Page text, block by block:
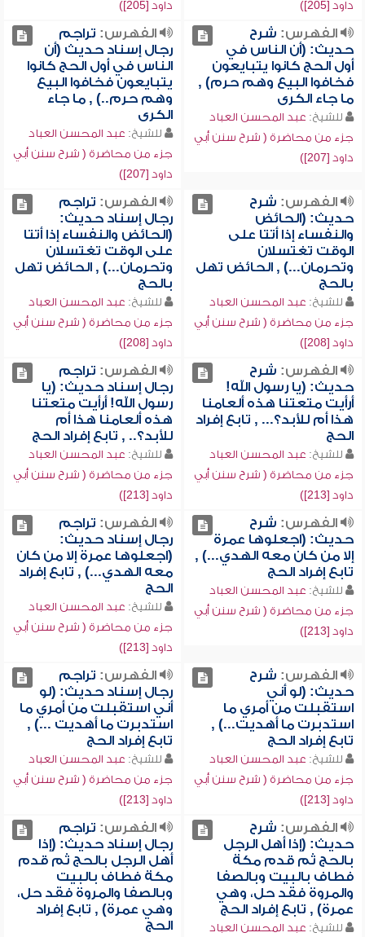
داود [205]) داود [205])
الفهرس: شرح
حديث: (أن الناس في
أول الحج كانوا يتبايعون
فخافوا البيع وهم حرم) ,
ما جاء الكرى
للشيخ: عبد المحسن العباد
جزء من محاضرة ( شرح سنن أبي
داود [207])
الفهرس: تراجم
رجال إسناد حديث (أن
الناس في أول الحج كانوا
يتبايعون فخافوا البيع
وهم حرم..) , ما جاء
الكرى
للشيخ: عبد المحسن العباد
جزء من محاضرة ( شرح سنن أبي
داود [207])
الفهرس: شرح
حديث: (الحائض
والنفساء إذا أتتا على
الوقت تغتسلان
وتحرمان...) , الحائض تهل
بالحج
للشيخ: عبد المحسن العباد
جزء من محاضرة ( شرح سنن أبي
داود [208])
الفهرس: تراجم
رجال إسناد حديث:
(الحائض والنفساء إذا أتتا
على الوقت تغتسلان
وتحرمان...) , الحائض تهل
بالحج
للشيخ: عبد المحسن العباد
جزء من محاضرة ( شرح سنن أبي
داود [208])
الفهرس: شرح
حديث: (يا رسول الله!
أرأيت متعتنا هذه ألعامنا
هذا أم للأبد؟... , تابع إفراد
الحج
للشيخ: عبد المحسن العباد
جزء من محاضرة ( شرح سنن أبي
داود [213])
الفهرس: تراجم
رجال إسناد حديث: (يا
رسول الله! أرأيت متعتنا
هذه ألعامنا هذا أم
للأبد؟.. , تابع إفراد الحج
للشيخ: عبد المحسن العباد
جزء من محاضرة ( شرح سنن أبي
داود [213])
الفهرس: شرح
حديث: (اجعلوها عمرة
إلا من كان معه الهدي...) ,
تابع إفراد الحج
للشيخ: عبد المحسن العباد
جزء من محاضرة ( شرح سنن أبي
داود [213])
الفهرس: تراجم
رجال إسناد حديث:
(اجعلوها عمرة إلا من كان
معه الهدي...) , تابع إفراد
الحج
للشيخ: عبد المحسن العباد
جزء من محاضرة ( شرح سنن أبي
داود [213])
الفهرس: شرح
حديث: (لو أني
استقبلت من أمري ما
استدبرت ما أهديت...) ,
تابع إفراد الحج
للشيخ: عبد المحسن العباد
جزء من محاضرة ( شرح سنن أبي
داود [213])
الفهرس: تراجم
رجال إسناد حديث: (لو
أني استقبلت من أمري ما
استدبرت ما أهديت ...) ,
تابع إفراد الحج
للشيخ: عبد المحسن العباد
جزء من محاضرة ( شرح سنن أبي
داود [213])
الفهرس: شرح
حديث: (إذا أهل الرجل
بالحج ثم قدم مكة
فطاف بالبيت وبالصفا
والمروة فقد حل، وهي
عمرة) , تابع إفراد الحج
للشيخ: عبد المحسن العباد
الفهرس: تراجم
رجال إسناد حديث: (إذا
أهل الرجل بالحج ثم قدم
مكة فطاف بالبيت
وبالصفا والمروة فقد حل،
وهي عمرة) , تابع إفراد
الحج